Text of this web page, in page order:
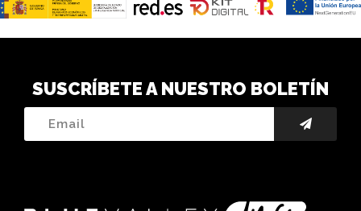
SUSCRÍBETE A NUESTRO BOLETÍN